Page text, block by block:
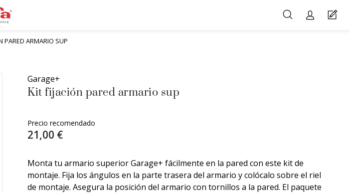
PARED ARMARIO SUP
Garage+
Kit fijación pared armario sup
Precio recomendado
21,00 €
Monta tu armario superior Garage+ fácilmente en la pared con este kit de
montaje. Fija los ángulos en la parte trasera del armario y colócalo sobre el riel
de montaje. Asegura la posición del armario con tornillos a la pared. El paquete